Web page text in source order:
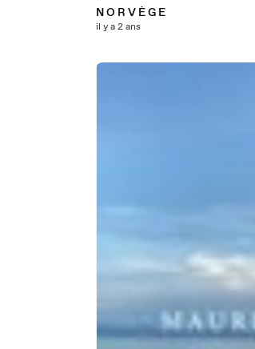
N O R V È G E
il y a 2 ans